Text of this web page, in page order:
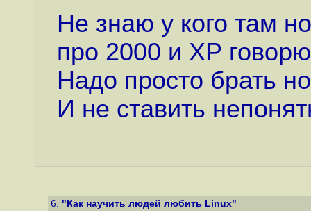
Не знаю у кого там
про 2000 и ХР
Надо просто брать
И не ставить
6. "Как научить людей любить Linux"